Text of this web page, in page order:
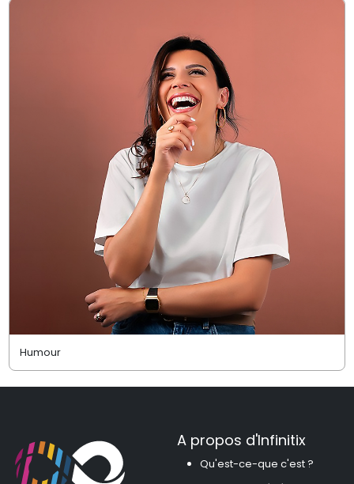
Humour
A propos d'Infinitix
Qu'est-ce-que c'est ?